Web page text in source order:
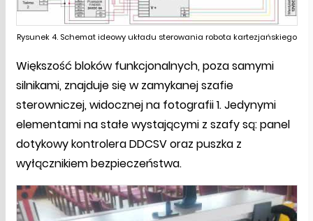
Rysunek 4. Schemat ideowy układu sterowania robota kartezjańskiego
Większość bloków funkcjonalnych, poza samymi
silnikami, znajduje się w zamykanej szafie
sterowniczej, widocznej na fotografii 1. Jedynymi
elementami na stałe wystającymi z szafy są: panel
dotykowy kontrolera DDCSV oraz puszka z
wyłącznikiem bezpieczeństwa.